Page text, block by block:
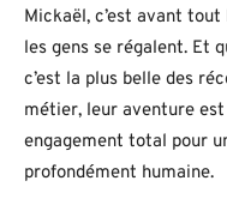
Mickaël, c’est avant
les gens se régalent. Et
c’est la plus belle des
métier, leur aventure
engagement total pour
profondément humaine.